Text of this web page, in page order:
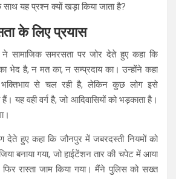
यह प्रश्न क्यों खड़ा किया जाता है?
के लिए प्रयास
सामाजिक समरसता पर जोर देते हुए कहा कि
भेद है, न मत का, न सम्प्रदाय का। उन्होंने कहा
से चल रही है, लेकिन कुछ लोग इसे
यह वही वर्ग है, जो आदिवासियों को भड़काता है।
देते हुए कहा कि जौनपुर में जबरदस्ती नियमों को
बनाया गया, जो हाईटेंशन तार की चपेट में आया
रास्ता जाम किया गया। मैंने पुलिस को सख्त